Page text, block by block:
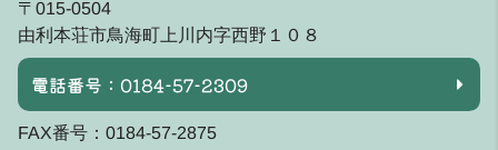
〒015-0504
由利本荘市鳥海町上川内字西野１０８
電話番号：0184-57-2309
FAX番号：0184-57-2875